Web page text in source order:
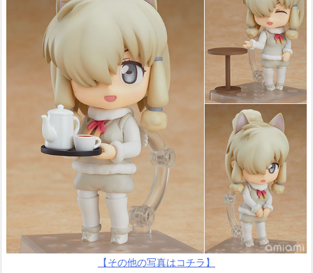
【その他の写真はコチラ】